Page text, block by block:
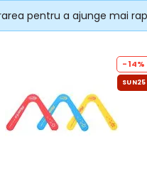
pentru a ajunge mai
-14%
SUN25